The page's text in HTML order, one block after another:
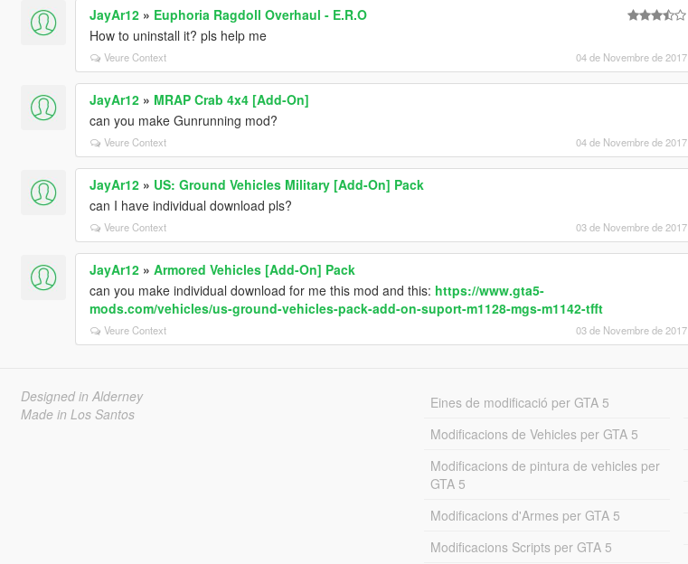
JayAr12» Euphoria Ragdoll Overhaul - E.R.O
How to uninstall it? pls help me
Veure Context 04 de Novembre de 2017
JayAr12» MRAP Crab 4x4 [Add-On]
can you make Gunrunning mod?
Veure Context 04 de Novembre de 2017
JayAr12» US: Ground Vehicles Military [Add-On] Pack
can I have individual download pls?
Veure Context 03 de Novembre de 2017
JayAr12» Armored Vehicles [Add-On] Pack
can you make individual download for me this mod and this: https://www.gta5-
mods.com/vehicles/us-ground-vehicles-pack-add-on-suport-m1128-mgs-m1142-tfft
Veure Context 03 de Novembre de 2017
Designed in Alderney
Made in Los Santos
Eines de modificació per GTA 5
Modificacions de Vehicles per GTA 5
Modificacions de pintura de vehicles per
GTA 5
Modificacions d'Armes per GTA 5
Modificacions Scripts per GTA 5